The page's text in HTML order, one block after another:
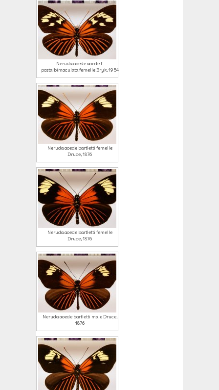
Neruda aoede aoede f.
postalbimaculata femelle Bryk, 1954
Neruda aoede bartletti femelle
Druce, 1876
Neruda aoede bartletti femelle
Druce, 1876
Neruda aoede bartletti male Druce,
1876